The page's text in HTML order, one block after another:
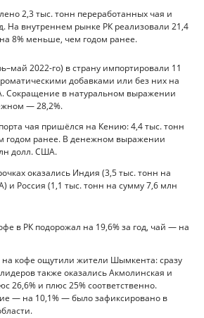
2,3 тыс. тонн переработанных чая и
На внутреннем рынке РК реализовали 21,4
8% меньше, чем годом ранее.
2022-го) в страну импортировали 11
добавками или без них на
Сокращение в натуральном выражении
— 28,2%.
чая пришёлся на Кению: 4,4 тыс. тонн
годом ранее. В денежном выражении
долл. США.
оказались Индия (3,5 тыс. тонн на
и Россия (1,1 тыс. тонн на сумму 7,6 млн
в РК подорожал на 19,6% за год, чай — на
на кофе ощутили жители Шымкента: сразу
также оказались Акмолинская и
26,6% и плюс 25% соответственно.
— на 10,1% — было зафиксировано в